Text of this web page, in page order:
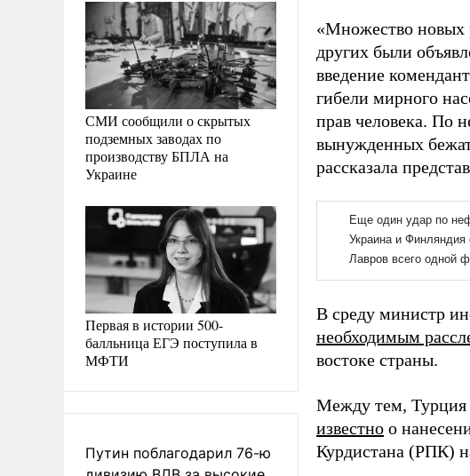
СМИ сообщили о скрытых
подземных заводах по
производству БПЛА на
Украине
Первая в истории 500-
балльница ЕГЭ поступила в
МФТИ
Путин поблагодарил 76-ю
«Множество новых
других были
введение
гибели мирного
прав человека. По
вынужденных
рассказала
В среду министр
необходимым
востоке страны.
Между тем, Турция
известно о
Курдистана (РПК)